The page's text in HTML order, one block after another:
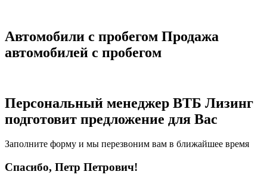
Автомобили с пробегом Продажа
автомобилей с пробегом
Персональный менеджер ВТБ Лизинг
подготовит предложение для Вас
Заполните форму и мы перезвоним вам в ближайшее время
Спасибо, Петр Петрович!